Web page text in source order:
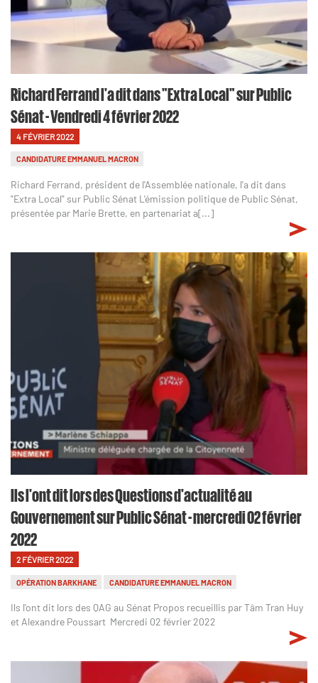
Richard Ferrand l'a dit dans "Extra Local" sur Public
Sénat - Vendredi 4 février 2022
4 FÉVRIER 2022
CANDIDATURE EMMANUEL MACRON
Richard Ferrand, président de l'Assemblée nationale, l'a dit dans
"Extra Local" sur Public Sénat L'émission politique de Public Sénat,
présentée par Marie Brette, en partenariat a[...]
Ils l'ont dit lors des Questions d'actualité au
Gouvernement sur Public Sénat - mercredi 02 février
2022
2 FÉVRIER 2022
OPÉRATION BARKHANE CANDIDATURE EMMANUEL MACRON
Ils l'ont dit lors des QAG au Sénat Propos recueillis par Tâm Tran Huy
et Alexandre Poussart Mercredi 02 février 2022